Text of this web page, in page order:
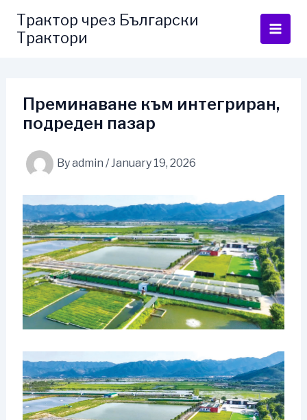
content
Трактор чрез Български
Трактори
Преминаване към интегриран,
подреден пазар
Byadmin /January 19, 2026